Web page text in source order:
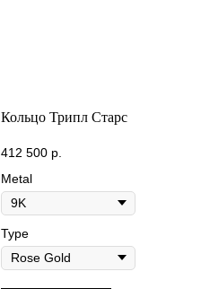
Кольцо Трипл Старс
412 500 р.
Metal
Type